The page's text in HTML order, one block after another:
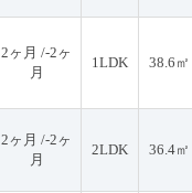
2ヶ月 /-2ヶ
月
1LDK 38.6㎡
2ヶ月 /-2ヶ
月
2LDK 36.4㎡